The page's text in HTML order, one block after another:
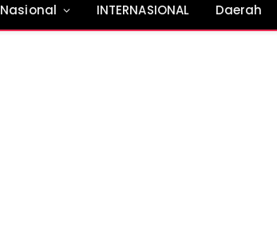
Nasional INTERNASIONAL Daerah